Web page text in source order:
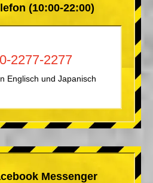
(10:00-22:00)
2277-2277
Englisch und Japanisch
Messenger